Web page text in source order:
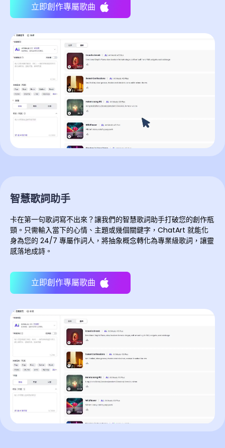
立即創作專屬歌曲
智慧歌詞助手
卡在第一句歌詞寫不出來？讓我們的智慧歌詞助手打破您的創作瓶
頸。只需輸入當下的心情、主題或幾個關鍵字，ChatArt 就能化
身為您的 24/7 專屬作詞人，將抽象概念轉化為專業級歌詞，讓靈
感落地成詩。
立即創作專屬歌曲